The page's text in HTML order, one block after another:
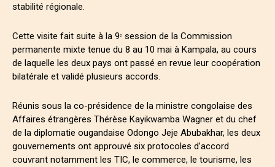
stabilité régionale.
Cette visite fait suite à la 9ᵉ session de la Commission
permanente mixte tenue du 8 au 10 mai à Kampala, au cours
de laquelle les deux pays ont passé en revue leur coopération
bilatérale et validé plusieurs accords.
Réunis sous la co-présidence de la ministre congolaise des
Affaires étrangères Thérèse Kayikwamba Wagner et du chef
de la diplomatie ougandaise Odongo Jeje Abubakhar, les deux
gouvernements ont approuvé six protocoles d’accord
couvrant notamment les TIC, le commerce, le tourisme, les